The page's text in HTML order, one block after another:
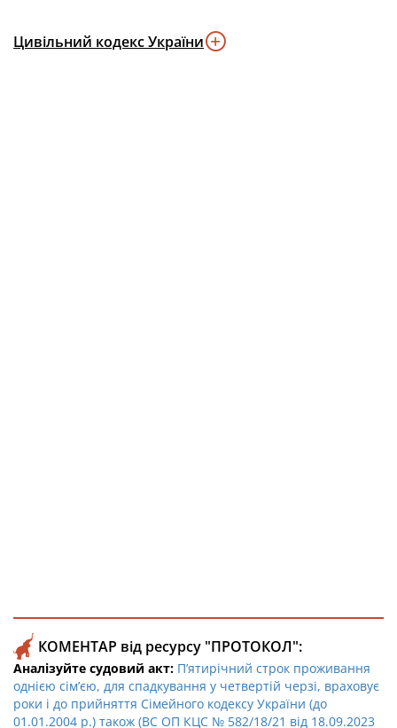
Цивільний кодекс України
КОМЕНТАР від ресурсу "ПРОТОКОЛ":
Аналізуйте судовий акт: П’ятирічний строк проживання
однією сім’єю, для спадкування у четвертій черзі, враховує
роки і до прийняття Сімейного кодексу України (до
01.01.2004 р.) також (ВС ОП КЦС № 582/18/21 від 18.09.2023